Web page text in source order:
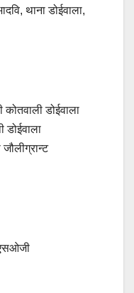
थाना डोईवाला,
कोतवाली डोईवाला
डोईवाला
एसओजी